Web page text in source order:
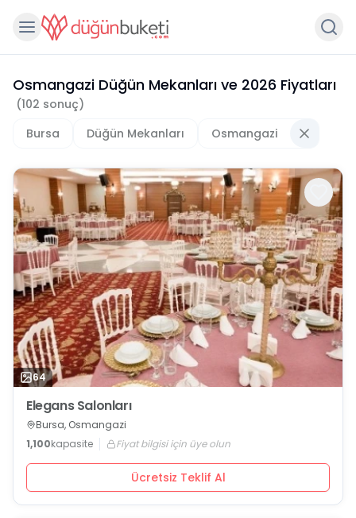
Osmangazi Düğün Mekanları ve 2026 Fiyatları
(102 sonuç)
Bursa
Düğün Mekanları Osmangazi
64
Elegans Salonları
Bursa, Osmangazi
1,100kapasite Fiyat bilgisi için üye olun
Ücretsiz Teklif Al